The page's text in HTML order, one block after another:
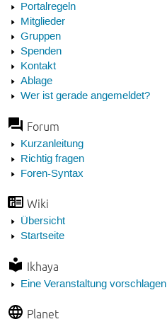
Portalregeln
Mitglieder
Gruppen
Spenden
Kontakt
Ablage
Wer ist gerade angemeldet?
Forum
Kurzanleitung
Richtig fragen
Foren-Syntax
Wiki
Übersicht
Startseite
Ikhaya
Eine Veranstaltung vorschlagen
Planet